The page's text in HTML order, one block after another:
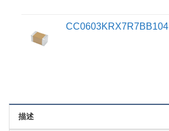
CC0603KRX7R7BB104
描述